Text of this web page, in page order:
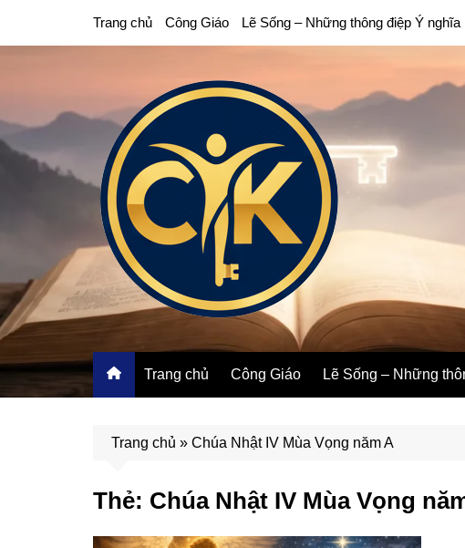
Trang chủ Công Giáo Lẽ Sống – Những thông điệp Ý nghĩa
Trang chủ Công Giáo Lẽ Sống – Những
Trang chủ » Chúa Nhật IV Mùa Vọng năm A
Thẻ: Chúa Nhật IV Mùa Vọng